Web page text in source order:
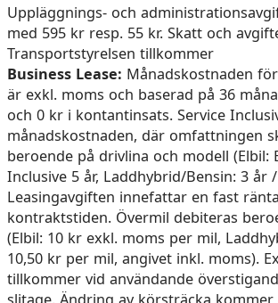
Uppläggnings- och
med 595 kr resp. 55 kr. Skatt och
Transportstyrelsen tillkommer
Business Lease: Månadskostnaden
är exkl. moms och baserad på 36
och 0 kr i kontantinsats. Service
månadskostnaden, där omfattningen
beroende på drivlina och modell (Elbil:
Inclusive 5 år, Laddhybrid/Bensin: 3 år
Leasingavgiften innefattar en fast
kontraktstiden. Övermil debiteras
(Elbil: 10 kr exkl. moms per mil,
10,50 kr per mil, angivet inkl. moms).
tillkommer vid användande